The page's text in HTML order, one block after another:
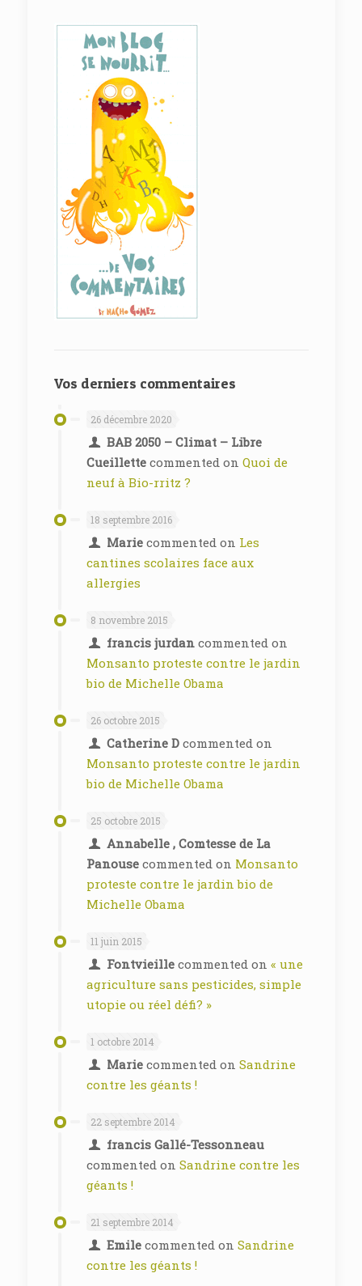
Vos derniers commentaires
26 décembre 2020
BAB 2050 – Climat – Libre
Cueillettecommented on Quoi de
neuf à Bio-rritz ?
18 septembre 2016
Mariecommented on Les
cantines scolaires face aux
allergies
8 novembre 2015
francis jurdancommented on
Monsanto proteste contre le jardin
bio de Michelle Obama
26 octobre 2015
Catherine Dcommented on
Monsanto proteste contre le jardin
bio de Michelle Obama
25 octobre 2015
Annabelle , Comtesse de La
Panousecommented on Monsanto
proteste contre le jardin bio de
Michelle Obama
11 juin 2015
Fontvieillecommented on « une
agriculture sans pesticides, simple
utopie ou réel défi? »
1 octobre 2014
Mariecommented on Sandrine
contre les géants !
22 septembre 2014
francis Gallé-Tessonneau
commented on Sandrine contre les
géants !
21 septembre 2014
Emilecommented on Sandrine
contre les géants !